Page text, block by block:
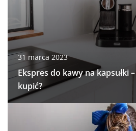
31 marca 2023
Ekspres do kawy na kapsułki
kupić?